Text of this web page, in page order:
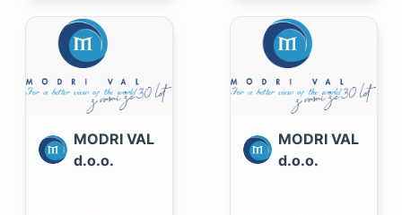
MODRI VAL
d.o.o.
MODRI VAL
d.o.o.